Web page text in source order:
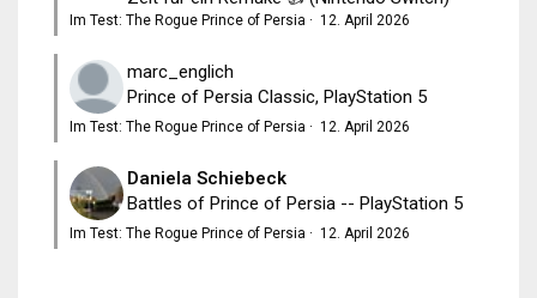
Im Test: The Rogue Prince of Persia · 12. April 2026
marc_englich
Prince of Persia Classic, PlayStation 5
Im Test: The Rogue Prince of Persia · 12. April 2026
Daniela Schiebeck
Battles of Prince of Persia -- PlayStation 5
Im Test: The Rogue Prince of Persia · 12. April 2026